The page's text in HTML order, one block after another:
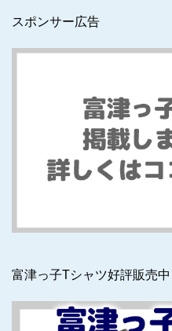
スポンサー広告
富津っ子Tシャツ好評販売中